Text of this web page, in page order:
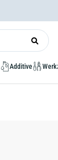
Additive